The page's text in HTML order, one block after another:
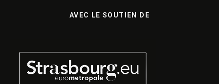
AVEC LE SOUTIEN DE